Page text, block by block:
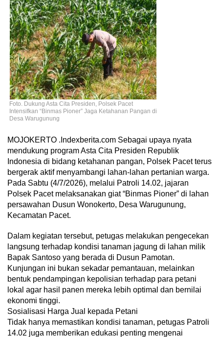
Foto. Dukung Asta Cita Presiden, Polsek Pacet
Intensifkan “Binmas Pioner” Jaga Ketahanan Pangan di
Desa Warugunung
MOJOKERTO .Indexberita.com Sebagai upaya nyata
mendukung program Asta Cita Presiden Republik
Indonesia di bidang ketahanan pangan, Polsek Pacet terus
bergerak aktif menyambangi lahan-lahan pertanian warga.
Pada Sabtu (4/7/2026), melalui Patroli 14.02, jajaran
Polsek Pacet melaksanakan giat “Binmas Pioner” di lahan
persawahan Dusun Wonokerto, Desa Warugunung,
Kecamatan Pacet.
Dalam kegiatan tersebut, petugas melakukan pengecekan
langsung terhadap kondisi tanaman jagung di lahan milik
Bapak Santoso yang berada di Dusun Pamotan.
Kunjungan ini bukan sekadar pemantauan, melainkan
bentuk pendampingan kepolisian terhadap para petani
lokal agar hasil panen mereka lebih optimal dan bernilai
ekonomi tinggi.
Sosialisasi Harga Jual kepada Petani
Tidak hanya memastikan kondisi tanaman, petugas Patroli
14.02 juga memberikan edukasi penting mengenai